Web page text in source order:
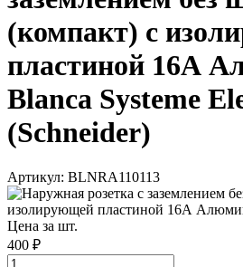
(компакт) с
пластиной 16А
Blanca Systeme
(Schneider)
Артикул: BLNRA110113
Цена за шт.
400 ₽